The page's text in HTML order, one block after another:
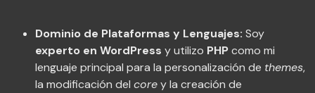
Dominio de Plataformas y Lenguajes: Soy
experto en WordPress y utilizo PHPcomo mi
lenguaje principal para la personalización de themes,
la modificación del corey la creación de